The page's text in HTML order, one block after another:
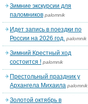
Зимние экскурсии для
паломников palomnik
Идет запись в поездки по
России на 2026 год. palomnik
Зимний Крестный ход
состоится ! palomnik
Престольный праздник у
Архангела Михаила palomnik
Золотой октябрь в